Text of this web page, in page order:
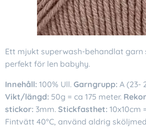
Ett mjukt superwash-behandlat garn
perfekt för len babyhy.
Innehåll: 100% Ull. Garngrupp: A (23-
Vikt/längd: 50g = ca 175 meter.
stickor: 3mm. Stickfasthet: 10x10cm
Fintvätt 40°C, använd aldrig